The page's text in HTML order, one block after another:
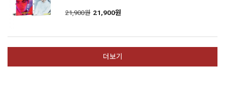
21,900원 21,900원
더보기